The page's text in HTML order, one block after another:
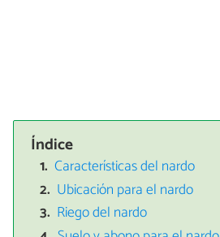
Índice
Características del nardo
Ubicación para el nardo
Riego del nardo